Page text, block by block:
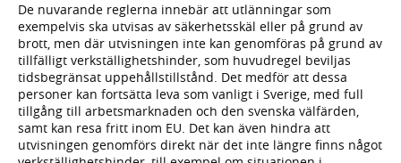
De nuvarande reglerna innebär att utlänningar som
exempelvis ska utvisas av säkerhetsskäl eller på grund av
brott, men där utvisningen inte kan genomföras på grund av
tillfälligt verkställighetshinder, som huvudregel beviljas
tidsbegränsat uppehållstillstånd. Det medför att dessa
personer kan fortsätta leva som vanligt i Sverige, med full
tillgång till arbetsmarknaden och den svenska välfärden,
samt kan resa fritt inom EU. Det kan även hindra att
utvisningen genomförs direkt när det inte längre finns något